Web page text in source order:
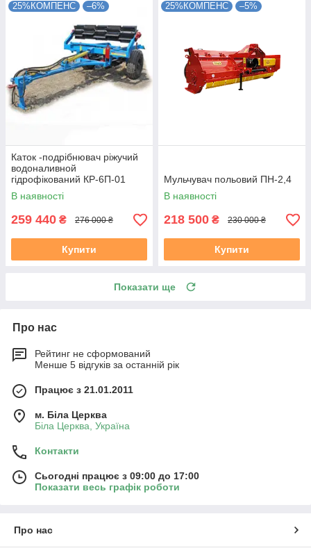
25%КОМПЕНС –6%
Каток -подрібнювач ріжучий
водоналивной
гідрофікований КР-6П-01
В наявності
259 440 ₴ 276 000 ₴
Купити
25%КОМПЕНС –5%
Мульчувач польовий ПН-2,4
В наявності
218 500 ₴ 230 000 ₴
Купити
Показати ще
Про нас
Рейтинг не сформований
Менше 5 відгуків за останній рік
Працює з 21.01.2011
м. Біла Церква
Біла Церква, Україна
Контакти
Сьогодні працює з 09:00 до 17:00
Показати весь графік роботи
Про нас